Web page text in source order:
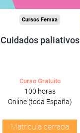
Cursos Femxa
Cuidados paliativos
Curso Gratuito
100 horas
Online (toda España)
Matrícula cerrada